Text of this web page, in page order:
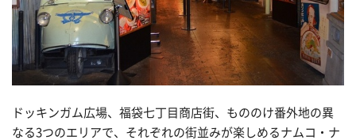
ドッキンガム広場、福袋七丁目商店街、もののけ番外地の異
なる3つのエリアで、それぞれの街並みが楽しめるナムコ・ナ